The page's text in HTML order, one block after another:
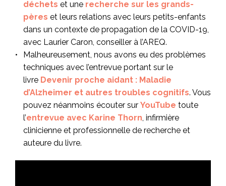
déchets et une recherche sur les grands-
pères et leurs relations avec leurs petits-enfants
dans un contexte de propagation de la COVID-19,
avec Laurier Caron, conseiller à l’AREQ.
Malheureusement, nous avons eu des problèmes
techniques avec l’entrevue portant sur le
livre Devenir proche aidant : Maladie
d’Alzheimer et autres troubles cognitifs. Vous
pouvez néanmoins écouter sur YouTube toute
l’entrevue avec Karine Thorn , infirmière
clinicienne et professionnelle de recherche et
auteure du livre.